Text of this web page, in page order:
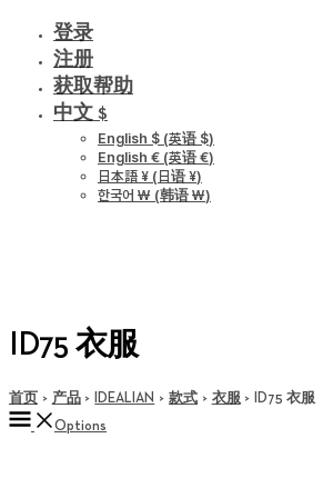
登录
注册
获取帮助
中文 $
English $ (英语 $)
English € (英语 €)
日本語 ¥ ( 日语 ¥)
한국어 ￦ (韩语 ￦)
ID75 衣服
首页 产品 IDEALIAN 款式 衣服
ID75 衣服
Options